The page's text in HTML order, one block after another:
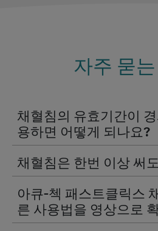
자주 묻
채혈침의 유효기간이
용하면 어떻게 되나요?
채혈침은 한번 이상 써
아큐-첵 패스트클릭스
른 사용법을 영상으로